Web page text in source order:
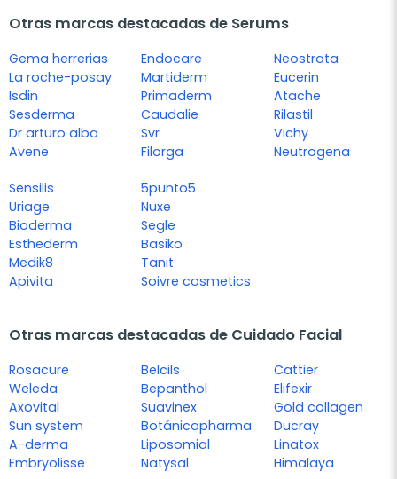
Otras marcas destacadas de Serums
Gema herrerias
La roche-posay
Isdin
Sesderma
Dr arturo alba
Avene
Endocare
Martiderm
Primaderm
Caudalie
Svr
Filorga
Neostrata
Eucerin
Atache
Rilastil
Vichy
Neutrogena
Sensilis
Uriage
Bioderma
Esthederm
Medik8
Apivita
5punto5
Nuxe
Segle
Basiko
Tanit
Soivre cosmetics
Otras marcas destacadas de Cuidado Facial
Rosacure
Weleda
Axovital
Sun system
A-derma
Embryolisse
Belcils
Bepanthol
Suavinex
Botánicapharma
Liposomial
Natysal
Cattier
Elifexir
Gold collagen
Ducray
Linatox
Himalaya